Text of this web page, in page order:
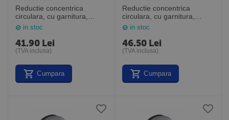
Reductie concentrica
circulara, cu garnitura,
Ø125 - Ø100
in stoc
41.90 Lei
(TVA inclusa)
Cumpara
Reductie concentrica
circulara, cu garnitura,
Ø160 - Ø125
in stoc
46.50 Lei
(TVA inclusa)
Cumpara